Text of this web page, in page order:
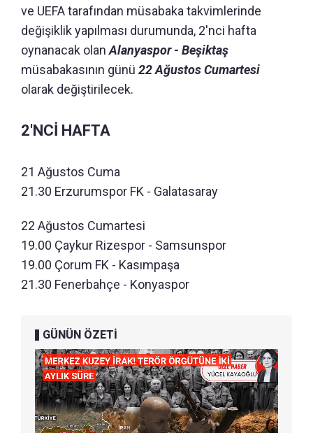
ve UEFA tarafından müsabaka takvimlerinde
değişiklik yapılması durumunda, 2'nci hafta
oynanacak olanAlanyaspor - Beşiktaş
müsabakasının günü 22 Ağustos Cumartesi
olarak değiştirilecek.
2'NCİ HAFTA
21 Ağustos Cuma
21.30 Erzurumspor FK - Galatasaray
22 Ağustos Cumartesi
19.00 Çaykur Rizespor - Samsunspor
19.00 Çorum FK - Kasımpaşa
21.30 Fenerbahçe - Konyaspor
GÜNÜN ÖZETİ